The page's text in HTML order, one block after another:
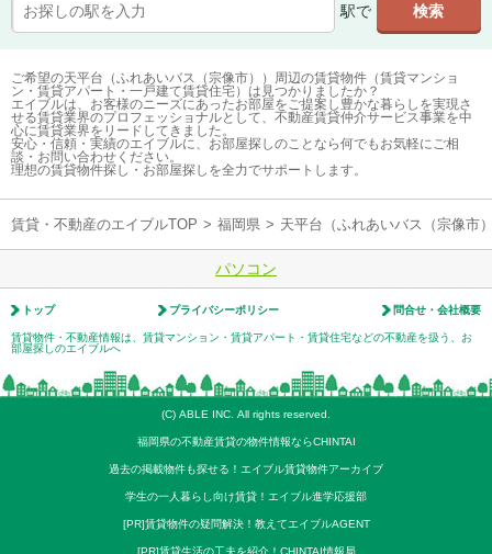
駅で
ご希望の天平台（ふれあいバス（宗像市））周辺の賃貸物件（賃貸マンショ
ン・賃貸アパート・一戸建て賃貸住宅）は見つかりましたか？
エイブルは、お客様のニーズにあったお部屋をご提案し豊かな暮らしを実現さ
せる賃貸業界のプロフェッショナルとして、不動産賃貸仲介サービス事業を中
心に賃貸業界をリードしてきました。
安心・信頼・実績のエイブルに、お部屋探しのことなら何でもお気軽にご相
談・お問い合わせください。
理想の賃貸物件探し・お部屋探しを全力でサポートします。
賃貸・不動産のエイブルTOP > 福岡県 > 天平台（ふれあいバス（宗像市
パソコン
トップ プライバシーポリシー 問合せ・会社概要
賃貸物件・不動産情報は、賃貸マンション・賃貸アパート・賃貸住宅などの不動産を扱う、お
部屋探しのエイブルへ
(C) ABLE INC. All rights reserved.
福岡県の不動産賃貸の物件情報ならCHINTAI
過去の掲載物件も探せる！エイブル賃貸物件アーカイブ
学生の一人暮らし向け賃貸！エイブル進学応援部
[PR]賃貸物件の疑問解決！教えてエイブルAGENT
[PR]賃貸生活の工夫を紹介！CHINTAI情報局